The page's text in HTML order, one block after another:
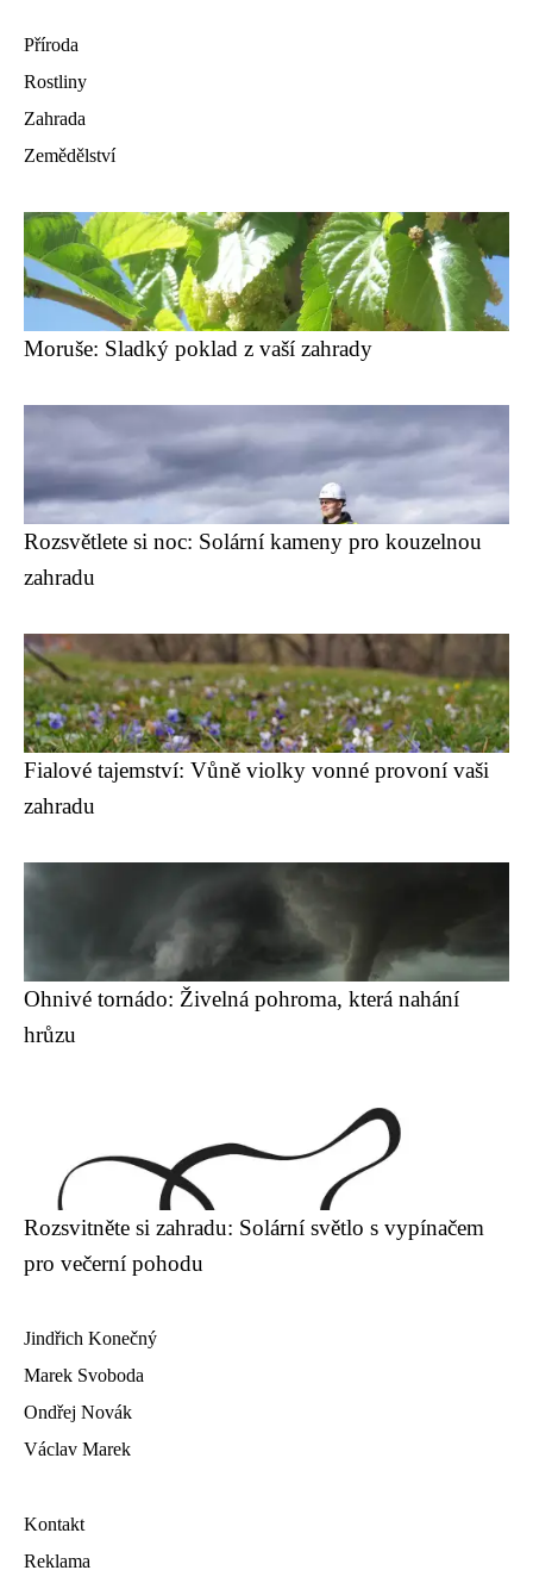
Příroda
Rostliny
Zahrada
Zemědělství
Moruše: Sladký poklad z vaší zahrady
Rozsvětlete si noc: Solární kameny pro kouzelnou
zahradu
Fialové tajemství: Vůně violky vonné provoní vaši
zahradu
Ohnivé tornádo: Živelná pohroma, která nahání
hrůzu
Rozsvitněte si zahradu: Solární světlo s vypínačem
pro večerní pohodu
Jindřich Konečný
Marek Svoboda
Ondřej Novák
Václav Marek
Kontakt
Reklama